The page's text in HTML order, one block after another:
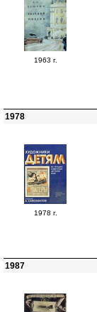
1963 г.
1978
1978 г.
1987